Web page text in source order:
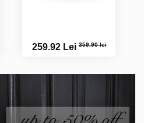
259.92 Lei359.90 lei